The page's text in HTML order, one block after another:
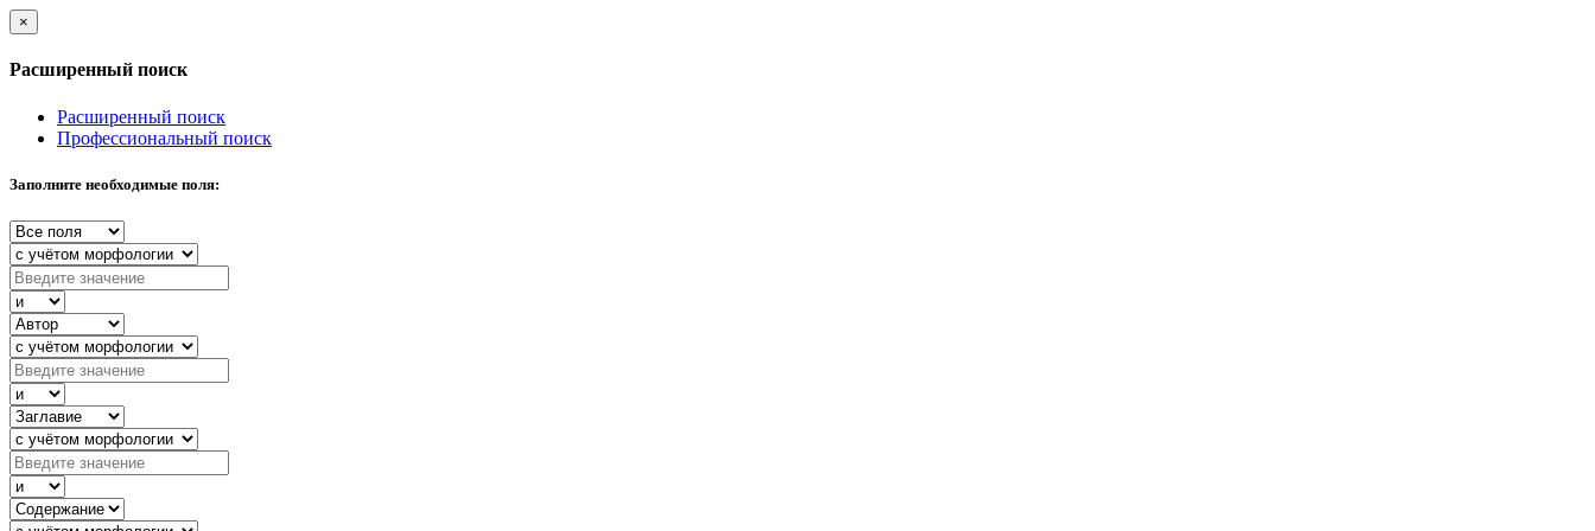
×
Расширенный поиск
Расширенный поиск
Профессиональный поиск
Заполните необходимые поля: